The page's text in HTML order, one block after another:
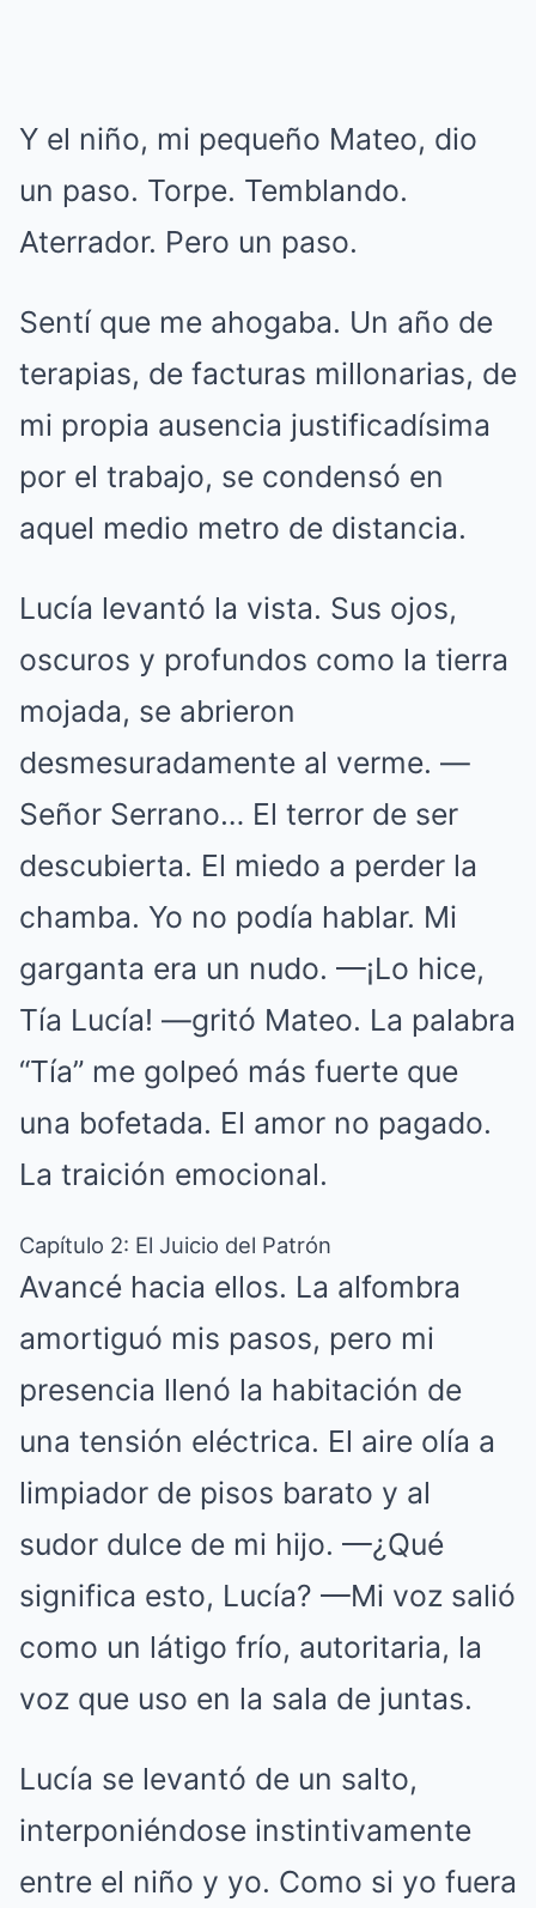
Y el niño, mi pequeño Mateo, dio
un paso. Torpe. Temblando.
Aterrador. Pero un paso.
Sentí que me ahogaba. Un año de
terapias, de facturas millonarias, de
mi propia ausencia justificadísima
por el trabajo, se condensó en
aquel medio metro de distancia.
Lucía levantó la vista. Sus ojos,
oscuros y profundos como la tierra
mojada, se abrieron
desmesuradamente al verme. —
Señor Serrano… El terror de ser
descubierta. El miedo a perder la
chamba. Yo no podía hablar. Mi
garganta era un nudo. —¡Lo hice,
Tía Lucía! —gritó Mateo. La palabra
“Tía” me golpeó más fuerte que
una bofetada. El amor no pagado.
La traición emocional.
Capítulo 2: El Juicio del Patrón
Avancé hacia ellos. La alfombra
amortiguó mis pasos, pero mi
presencia llenó la habitación de
una tensión eléctrica. El aire olía a
limpiador de pisos barato y al
sudor dulce de mi hijo. —¿Qué
significa esto, Lucía? —Mi voz salió
como un látigo frío, autoritaria, la
voz que uso en la sala de juntas.
Lucía se levantó de un salto,
interponiéndose instintivamente
entre el niño y yo. Como si yo fuera